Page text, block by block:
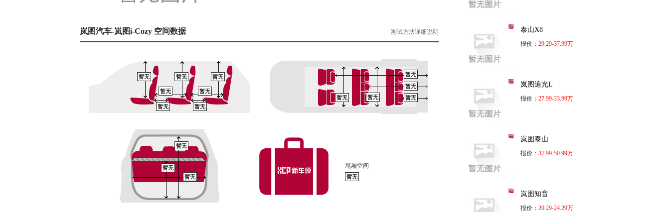
测试方法详细说明
岚图汽车-岚图i-Cozy 空间数据
暂无 暂无 暂无
暂无
暂无 暂无
暂无
暂无
暂无
暂无
暂无
暂无
暂无
暂无
暂无
尾厢空间
暂无
泰山X8
报价： 29.29-37.99万
岚图追光L
报价： 27.99-33.99万
岚图泰山
报价： 37.99-50.99万
岚图知音
报价： 20.29-24.29万